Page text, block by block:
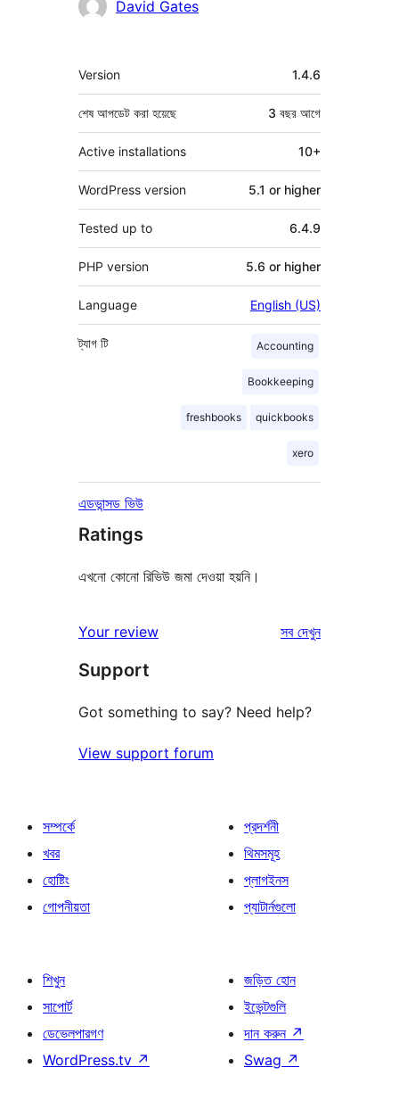
কন্ট্রিবিউটরDavid Gates
মেটা
Version 1.4.6
শেষ আপডেট করা হয়েছে 3 বছর আগে
Active installations 10+
WordPress version 5.1 or higher
Tested up to 6.4.9
PHP version 5.6 or higher
Language English (US)
ট্যাগ Accounting
Bookkeeping
freshbooks quickbooks
xero
টি
এডভান্সড ভিউ
Ratings
এখনো কোনো রিভিউ জমা দেওয়া হয়নি।
Your review সবরিভিউ
দেখুন
Support
Got something to say? Need help?
View support forum
সম্পর্কে
খবর
হোষ্টিং
গোপনীয়তা
প্রদর্শনী
থিমসমূহ
প্লাগইনস
প্যাটার্নগুলো
শিখুন
সাপোর্ট
ডেভেলপারগণ
WordPress.tv ↗
জড়িত হোন
ইভেন্টগুলি
দান করুন ↗
Swag ↗